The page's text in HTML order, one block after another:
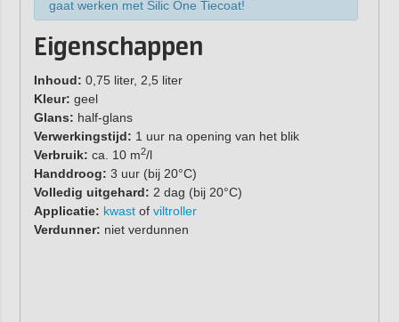
gaat werken met Silic One Tiecoat!
Eigenschappen
Inhoud: 0,75 liter, 2,5 liter
Kleur: geel
Glans: half-glans
Verwerkingstijd: 1 uur na opening van het blik
Verbruik: ca. 10 m2/l
Handdroog: 3 uur (bij 20°C)
Volledig uitgehard: 2 dag (bij 20°C)
Applicatie: kwastof viltroller
Verdunner: niet verdunnen